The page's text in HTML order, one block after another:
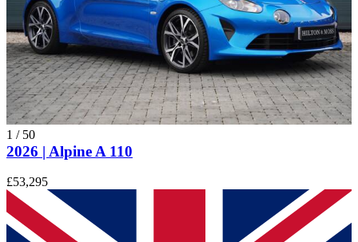
1 / 50
2026 | Alpine A 110
£53,295